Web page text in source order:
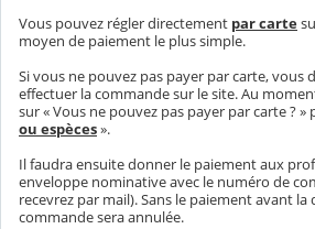
Vous pouvez régler directement par carte
moyen de paiement le plus simple.
Si vous ne pouvez pas payer par carte, vous
effectuer la commande sur le site. Au
sur « Vous ne pouvez pas payer par carte ? »
ou espèces».
Il faudra ensuite donner le paiement aux
enveloppe nominative avec le numéro de
recevrez par mail). Sans le paiement avant la
commande sera annulée.